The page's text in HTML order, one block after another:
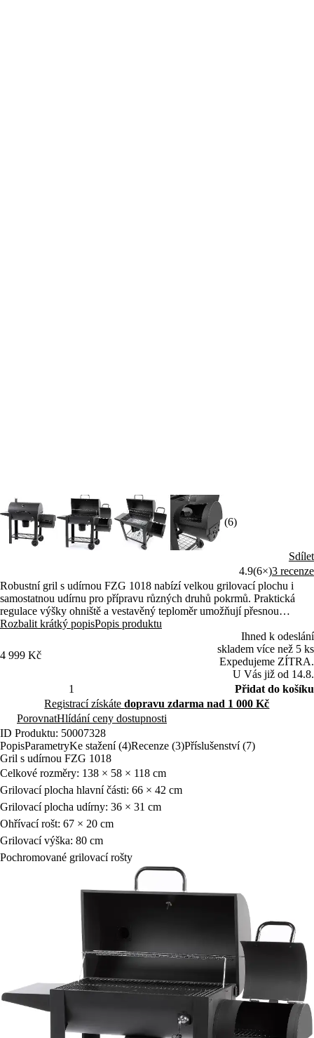
(6)
Sdílet
4.9(6×)3 recenze
Robustní gril s udírnou FZG 1018 nabízí velkou grilovací plochu i
samostatnou udírnu pro přípravu různých druhů pokrmů. Praktická
regulace výšky ohniště a vestavěný teploměr umožňují přesnou
kontrolu žáru. Pohodlnou manipulaci zajišťují gumová kolečka, boční
Rozbalit krátký popisPopis produktu
4 999 Kč
Ihned k odeslání
skladem více než 5 ks
Expedujeme ZÍTRA.
U Vás již od 14.8.
Přidat do košíku
Registrací získátedopravu zdarma nad 1 000 Kč
PorovnatHlídání ceny dostupnosti
ID Produktu: 50007328
PopisParametryKe stažení (4)Recenze (3)Příslušenství (7)
Gril s udírnou FZG 1018
Celkové rozměry: 138 × 58 × 118 cm
Grilovací plocha hlavní části: 66 × 42 cm
Grilovací plocha udírny: 36 × 31 cm
Ohřívací rošt: 67 × 20 cm
Grilovací výška: 80 cm
Pochromované grilovací rošty